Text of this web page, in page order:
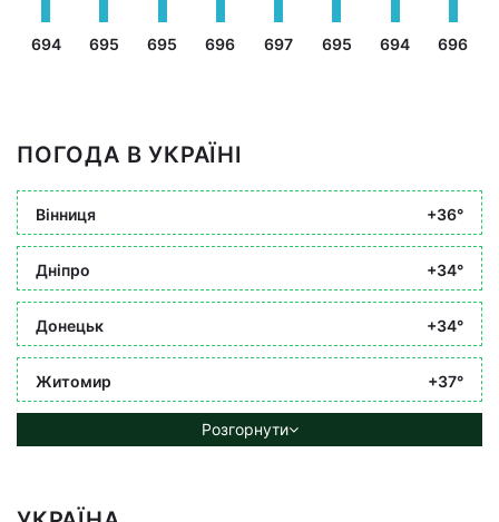
694 695 695 696 697 695 694 696
ПОГОДА В УКРАЇНІ
Вінниця +36°
Дніпро +34°
Донецьк +34°
Житомир +37°
Розгорнути